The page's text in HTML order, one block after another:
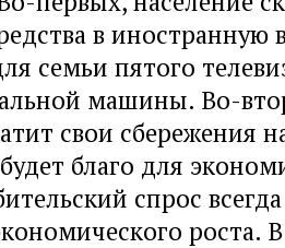
в иностранную
семьи пятого
машины. Во-
свои сбережения
благо для
спрос
роста.